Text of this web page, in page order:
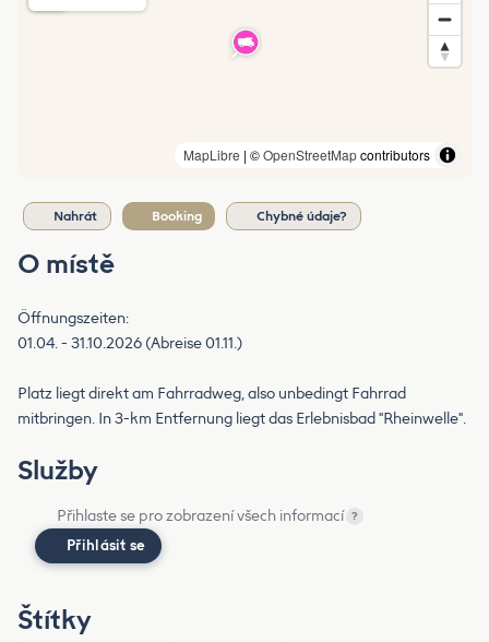
MapLibre | ©OpenStreetMapcontributors
Nahrát Booking Chybné údaje?
O místě
Öffnungszeiten:
01.04. - 31.10.2026 (Abreise 01.11.)
Platz liegt direkt am Fahrradweg, also unbedingt Fahrrad
mitbringen. In 3-km Entfernung liegt das Erlebnisbad "Rheinwelle".
Služby
Přihlaste se pro zobrazení všech informací ?
Přihlásit se
Štítky